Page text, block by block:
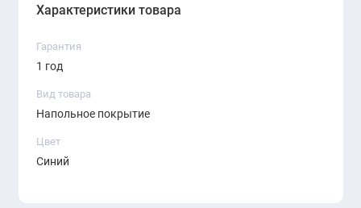
Характеристики товара
Гарантия
1 год
Вид товара
Напольное покрытие
Цвет
Синий